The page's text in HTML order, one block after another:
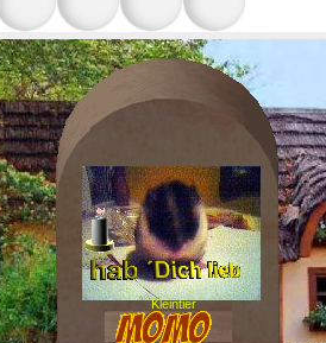
Kleintier